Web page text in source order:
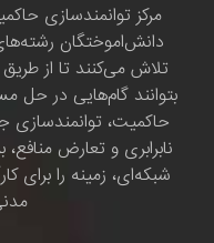
مرکز توانمندسازی
دانش‌اموختگان
تلاش می‌کنند تا از
بتوانند گام‌هایی در حل
حاکمیت، توانمندسازی
نابرابری و تعارض
شبکه‌ای، زمینه را